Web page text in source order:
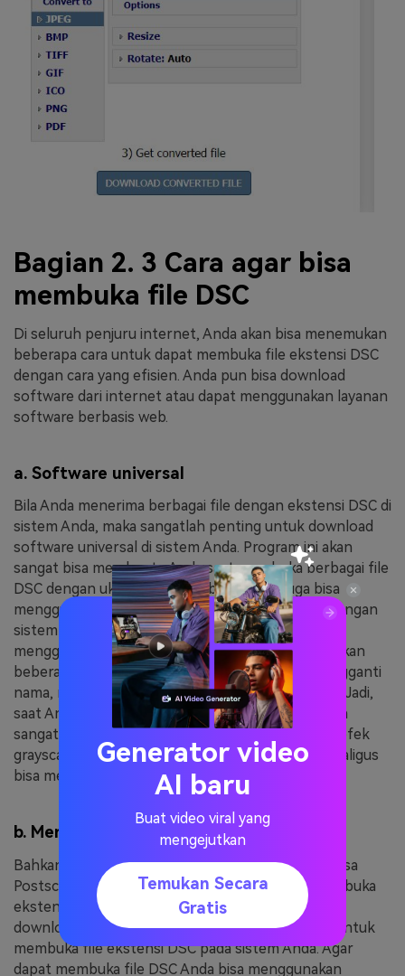
Bagian 2. 3 Cara agar bisa
membuka file DSC
Di seluruh penjuru internet, Anda akan bisa menemukan
beberapa cara untuk dapat membuka file ekstensi DSC
dengan cara yang efisien. Anda pun bisa download
software dari internet atau dapat menggunakan layanan
software berbasis web.
a. Software universal
Bila Anda menerima berbagai file dengan ekstensi DSC di
sistem Anda, maka sangatlah penting untuk download
software universal di sistem Anda. Program ini akan
sangat bisa membantu Anda saat membuka berbagai file
DSC dengan ukuran yang berbeda. Anda juga bisa
menggunakan software ini di komputer pribadi dengan
sistem operasi 32 atau pun 64 bit. Dengan cara
menggunakan software ini, Anda juga bisa melakukan
beberapa perubahan pada foto DSC seperti mengganti
nama, menghapus, menyalin, dan juga menempel. Jadi,
saat Anda sedang menggunakan software ini maka
sangat mudah bagi Anda untuk bisa menerapkan efek
grayscale, menyesuaikan pengaturan dan juga sekaligus
bisa mengganti nama file.
b. Menggunakan software yang berbeda
Bahkan bila Anda tidak memiliki software berbahasa
Postscript, sangatlah mudah juga untuk bisa membuka
ekstensi DSC di komputer pribadi Anda. Anda bisa
download dua software lain yang juga digunakan untuk
membuka file ekstensi DSC pada sistem Anda. Agar
dapat membuka file DSC Anda bisa menggunakan
Generator video
AI baru
Buat video viral yang
mengejutkan
Temukan Secara
Gratis